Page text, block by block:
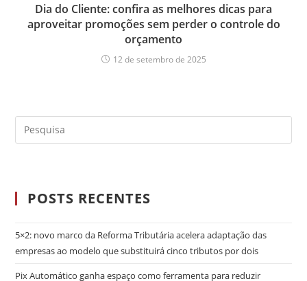
Dia do Cliente: confira as melhores dicas para
aproveitar promoções sem perder o controle do
orçamento
12 de setembro de 2025
POSTS RECENTES
5×2: novo marco da Reforma Tributária acelera adaptação das
empresas ao modelo que substituirá cinco tributos por dois
Pix Automático ganha espaço como ferramenta para reduzir